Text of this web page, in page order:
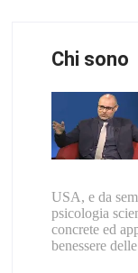
Chi sono
USA, e da
psicologia
concrete ed
benessere